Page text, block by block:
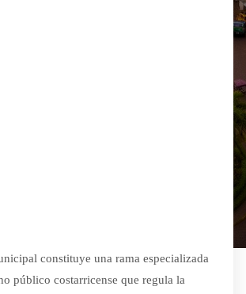
constituye una rama especializada
público costarricense que regula la